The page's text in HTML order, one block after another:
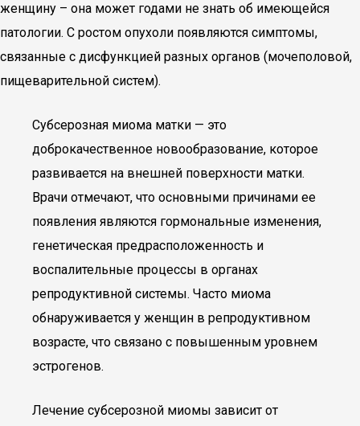
женщину – она может годами не знать об имеющейся
патологии. С ростом опухоли появляются симптомы,
связанные с дисфункцией разных органов (мочеполовой,
пищеварительной систем).
Субсерозная миома матки — это
доброкачественное новообразование, которое
развивается на внешней поверхности матки.
Врачи отмечают, что основными причинами ее
появления являются гормональные изменения,
генетическая предрасположенность и
воспалительные процессы в органах
репродуктивной системы. Часто миома
обнаруживается у женщин в репродуктивном
возрасте, что связано с повышенным уровнем
эстрогенов.
Лечение субсерозной миомы зависит от